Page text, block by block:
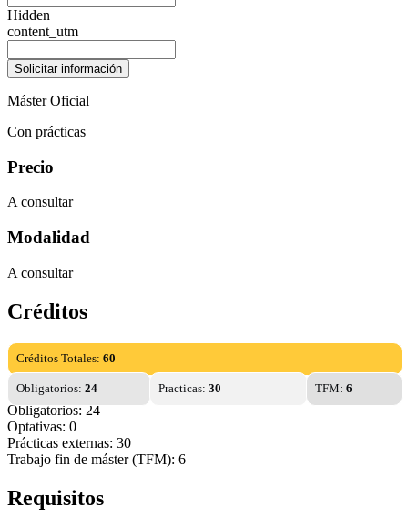
Hidden
content_utm
Máster Oficial
Con prácticas
Precio
A consultar
Modalidad
A consultar
Créditos
Créditos Totales: 60
Obligatorios: 24 Practicas: 30 TFM:6
Obligatorios: 24
Optativas: 0
Prácticas externas: 30
Trabajo fin de máster (TFM): 6
Requisitos